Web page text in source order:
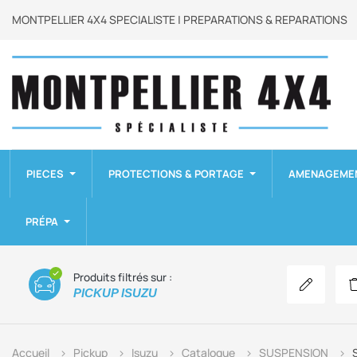
MONTPELLIER 4X4 SPECIALISTE | PREPARATIONS & REPARATIONS
PIECES PROTECTIONS & PORTAGE
PRÉPA
Produits filtrés sur :
PICKUP ISUZU Modifier
Accueil Pickup Isuzu Catalogue SUSPENSION